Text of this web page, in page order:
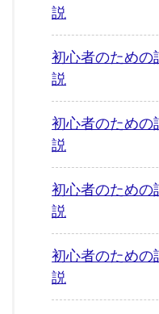
説
初心者のため
説
初心者のため
説
初心者のため
説
初心者のため
説